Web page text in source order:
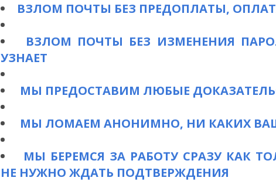
ВЗЛОМ ПОЧТЫ БЕЗ ПРЕДОПЛАТЫ,
ВЗЛОМ ПОЧТЫ БЕЗ ИЗМЕНЕНИЯ
УЗНАЕТ
МЫ ПРЕДОСТАВИМ ЛЮБЫЕ
МЫ ЛОМАЕМ АНОНИМНО, НИ КАКИХ
МЫ БЕРЕМСЯ ЗА РАБОТУ СРАЗУ КАК
НЕ НУЖНО ЖДАТЬ ПОДТВЕРЖДЕНИЯ